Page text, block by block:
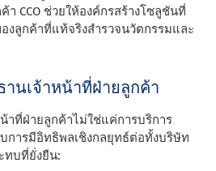
า CCO ช่วยให้องค์กรสร้างโซลูชันที่
งลูกค้าที่แท้จริงสํารวจนวัตกรรมและ
นเจ้าหน้าที่ฝ่ายลูกค้า
าที่ฝ่ายลูกค้าไม่ใช่แค่การบริการ
การมีอิทธิพลเชิงกลยุทธ์ต่อทั้งบริษัท
ทบที่ยั่งยืน: